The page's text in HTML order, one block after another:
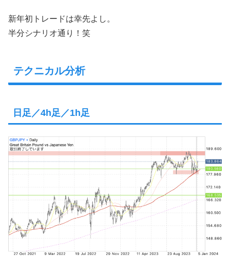
新年初トレードは幸先よし。
半分シナリオ通り！笑
テクニカル分析
日足／4h足／1h足